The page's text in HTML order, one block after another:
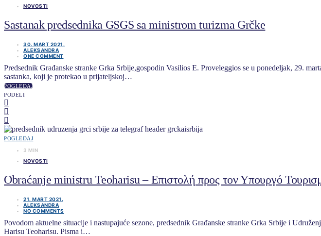
NOVOSTI
Sastanak predsednika GSGS sa ministrom turizma Grčke
30. MART 2021.
ALEKSANDRA
ONE COMMENT
Predsednik Građanske stranke Grka Srbije,gospodin Vasilios E. Proveleggios se u ponedeljak, 29.
sastanka, koji je protekao u prijateljskoj…
POGLEDAJ
PODELI
POGLEDAJ
3 MIN
NOVOSTI
Obraćanje ministru Teoharisu – Επιστολή προς τον Υπουργό
21. MART 2021.
ALEKSANDRA
NO COMMENTS
Povodom aktuelne situacije i nastupajuće sezone, predsednik Građanske stranke Grka Srbije i
Harisu Teoharisu. Pisma i…